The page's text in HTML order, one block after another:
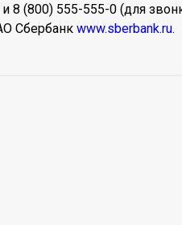
8 (800) 555-555-0 (для
Сбербанк www.sberbank.ru.